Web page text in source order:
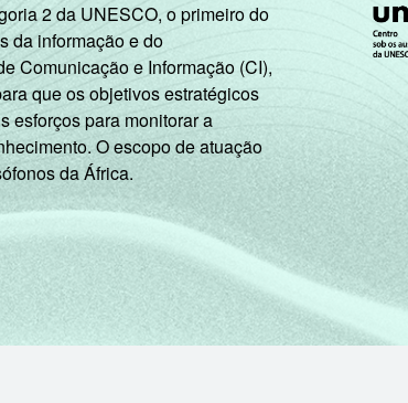
29 20
14
5
29 19
a Internet há menos de três meses em relação
resultados da alternativa "sim". Dados
este indicador.
2 da UNESCO, o primeiro do
da informação e do
Comunicação e Informação (CI),
que os objetivos estratégicos
esforços para monitorar a
O escopo de atuação
da África.